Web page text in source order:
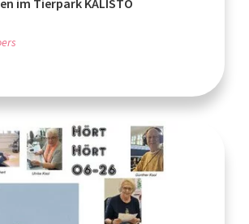
im Tierpark KALISTO